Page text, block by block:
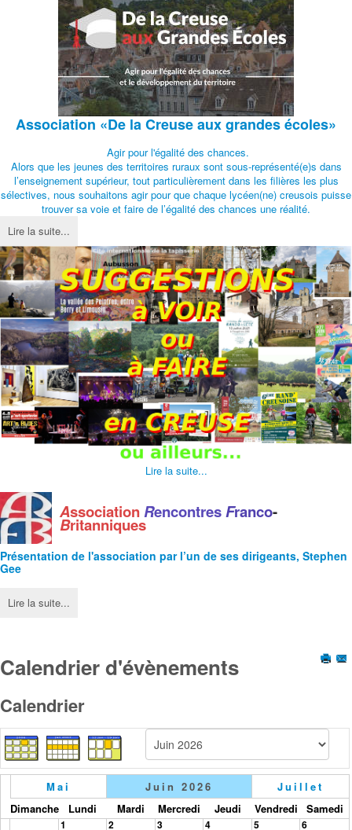
Association «De la Creuse aux grandes écoles»
Agir pour l'égalité des chances.
Alors que les jeunes des territoires ruraux sont sous-représenté(e)s dans
l’enseignement supérieur, tout particulièrement dans les filières les plus
sélectives, nous souhaitons agir pour que chaque lycéen(ne) creusois puisse
trouver sa voie et faire de l’égalité des chances une réalité.
Lire la suite...
Lire la suite...
AssociationRencontresFranco-
Britanniques
Présentation de l'association par l’un de ses dirigeants, Stephen
Gee
Lire la suite...
Calendrier d'évènements
Calendrier
Mai Juin 2026
Juillet
Dimanche
Lundi Mardi Mercredi Jeudi Vendredi Samedi
1 2 3 4 5 6